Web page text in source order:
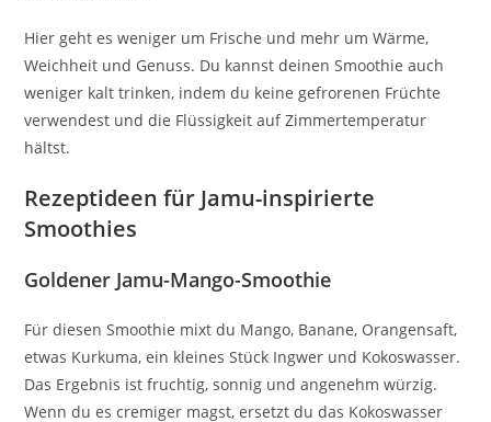
Hier geht es weniger um Frische und mehr um Wärme,
Weichheit und Genuss. Du kannst deinen Smoothie auch
weniger kalt trinken, indem du keine gefrorenen Früchte
verwendest und die Flüssigkeit auf Zimmertemperatur
hältst.
Rezeptideen für Jamu-inspirierte
Smoothies
Goldener Jamu-Mango-Smoothie
Für diesen Smoothie mixt du Mango, Banane, Orangensaft,
etwas Kurkuma, ein kleines Stück Ingwer und Kokoswasser.
Das Ergebnis ist fruchtig, sonnig und angenehm würzig.
Wenn du es cremiger magst, ersetzt du das Kokoswasser